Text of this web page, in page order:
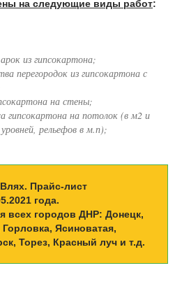
на следующие виды работ:
из гипсокартона;
перегородок из гипсокартона с
на стены;
на потолок (в м2 и
рельефов в м.п);
Прайс-лист
года.
всех городов ДНР: Донецк,
Ясиноватая,
Торез, Красный луч и т.д.